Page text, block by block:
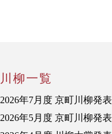
川柳一覧
2026年7月度 京町川柳発表
2026年5月度 京町川柳発表